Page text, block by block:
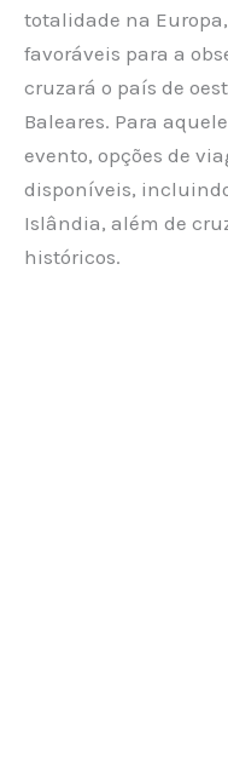
totalidade na
favoráveis para a
cruzará o país de
Baleares. Para
evento, opções de
disponíveis,
Islândia, além de
históricos.